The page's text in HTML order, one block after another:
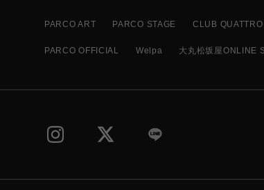
PARCO ART PARCO STAGE CLUB QUATTRO
PARCO OFFICIAL Welpa 大丸松坂屋ONLINE